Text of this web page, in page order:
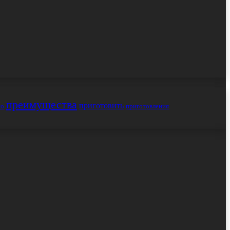
преимущества приготовить приготовления